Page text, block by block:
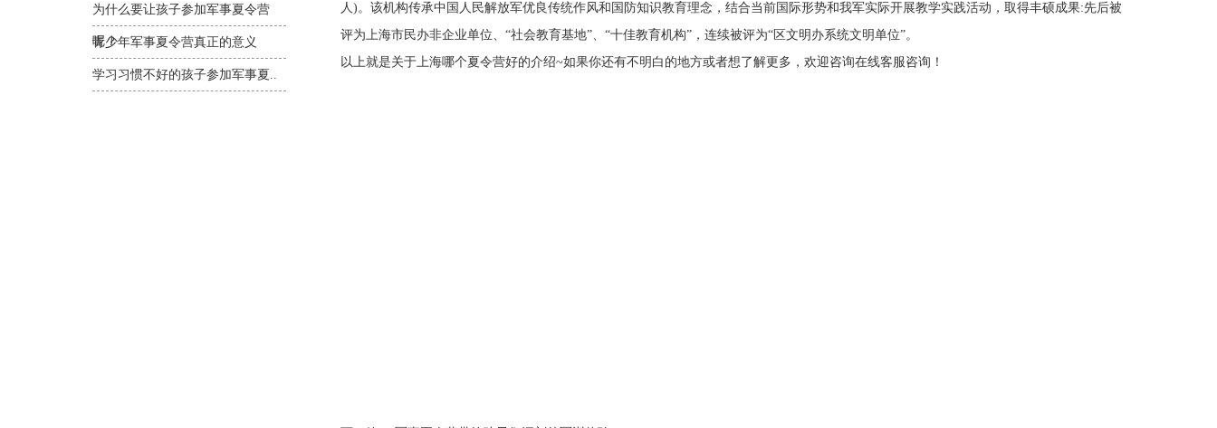
为什么要让孩子参加军事夏令营
呢？
青少年军事夏令营真正的意义
学习习惯不好的孩子参加军事夏..
人)。该机构传承中国人民解放军优良传统作风和国防知识教育理念，结合当前国际形势和我军实际开展教学实践活动，取得丰硕成果:先后被
评为上海市民办非企业单位、“社会教育基地”、“十佳教育机构”，连续被评为“区文明办系统文明单位”。
以上就是关于上海哪个夏令营好的介绍~如果你还有不明白的地方或者想了解更多，欢迎咨询在线客服咨询！